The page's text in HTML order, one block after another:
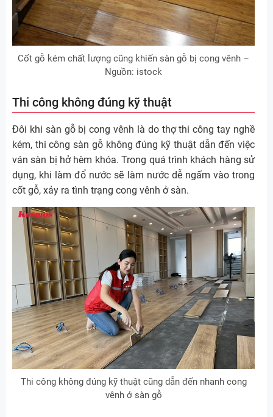
Cốt gỗ kém chất lượng cũng khiến sàn gỗ bị cong vênh –
Nguồn: istock
Thi công không đúng kỹ thuật
Đôi khi sàn gỗ bị cong vênh là do thợ thi công tay nghề
kém, thi công sàn gỗ không đúng kỹ thuật dẫn đến việc
ván sàn bị hở hèm khóa. Trong quá trình khách hàng sử
dụng, khi làm đổ nước sẽ làm nước dễ ngấm vào trong
cốt gỗ, xảy ra tình trạng cong vênh ở sàn.
Thi công không đúng kỹ thuật cũng dẫn đến nhanh cong
vênh ở sàn gỗ